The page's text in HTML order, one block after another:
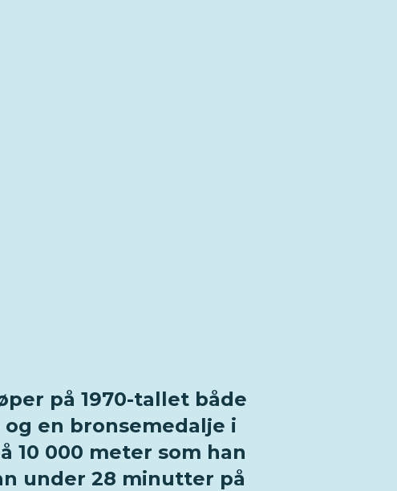
på 1970-tallet både
en bronsemedalje i
10 000 meter som han
under 28 minutter på